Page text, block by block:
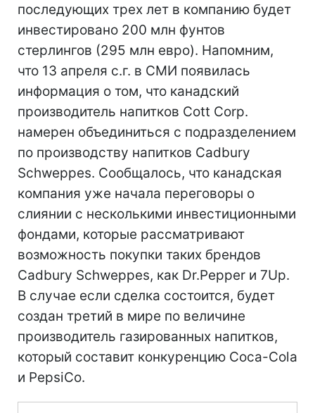
последующих трех лет в компанию будет
инвестировано 200 млн фунтов
стерлингов (295 млн евро). Напомним,
что 13 апреля с.г. в СМИ появилась
информация о том, что канадский
производитель напитков Cott Corp.
намерен объединиться с подразделением
по производству напитков Cadbury
Schweppes. Сообщалось, что канадская
компания уже начала переговоры о
слиянии с несколькими инвестиционными
фондами, которые рассматривают
возможность покупки таких брендов
Cadbury Schweppes, как Dr.Pepper и 7Up.
В случае если сделка состоится, будет
создан третий в мире по величине
производитель газированных напитков,
который составит конкуренцию Coca-Cola
и PepsiCo.